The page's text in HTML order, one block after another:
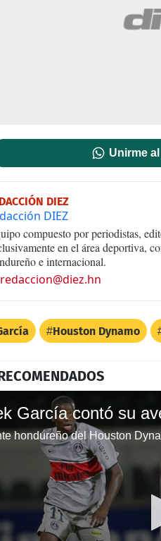
Unirme
DIEZ
DIEZ
compuesto por periodistas,
en el área deportiva,
e internacional.
redaccion@diez.hn
Houston Dynamo